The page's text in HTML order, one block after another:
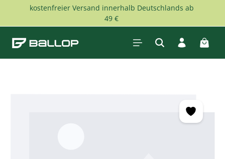
Zum Hauptinhalt springen
kostenfreier Versand innerhalb Deutschlands ab
49 €